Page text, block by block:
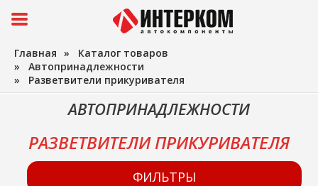
Главная » Каталог товаров
» Автопринадлежности
» Разветвители прикуривателя
АВТОПРИНАДЛЕЖНОСТИ
РАЗВЕТВИТЕЛИ ПРИКУРИВАТЕЛЯ
ФИЛЬТРЫ